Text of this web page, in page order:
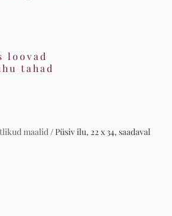
loovad
tahad
maalid/Püsiv ilu, 22 x 34, saadaval